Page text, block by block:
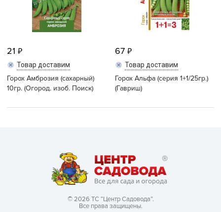
21
Товар доставим
Горох Амброзия (сахарный)
10гр. (Огород. изоб. Поиск)
67
Товар доставим
Горох Альфа (серия 1+1/25гр.)
(Гавриш)
© 2026 ТС “Центр Садовода”.
Все права защищены.